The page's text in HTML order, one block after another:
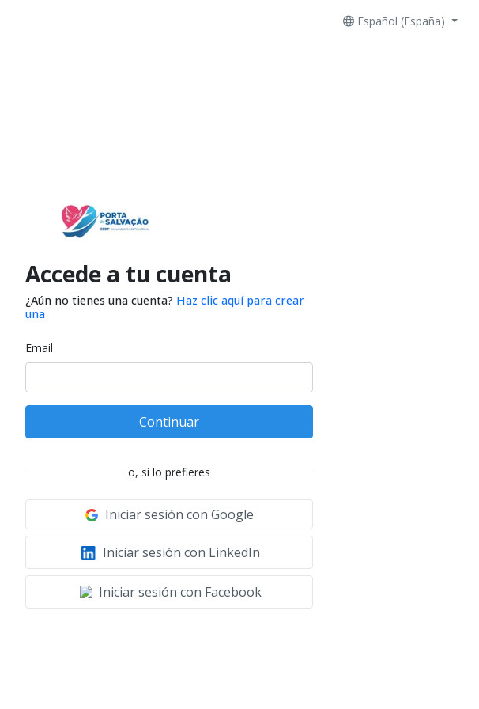
Español (España)
Accede a tu cuenta
¿Aún no tienes una cuenta? Haz clic aquí para crear
una
Email
Continuar
o, si lo prefieres
Iniciar sesión con Google
Iniciar sesión con LinkedIn
Iniciar sesión con Facebook